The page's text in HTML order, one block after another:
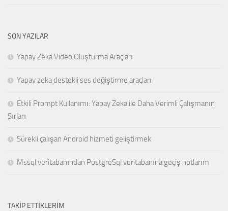
SON YAZILAR
Yapay Zeka Video Oluşturma Araçları
Yapay zeka destekli ses değiştirme araçları
Etkili Prompt Kullanımı: Yapay Zeka ile Daha Verimli Çalışmanın
Sırları
Sürekli çalışan Android hizmeti geliştirmek
Mssql veritabanından PostgreSql veritabanına geçiş notlarım
TAKIP ETTIKLERIM